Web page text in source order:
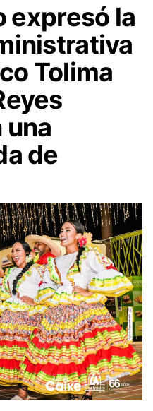
expresó la
Tolima
una
de